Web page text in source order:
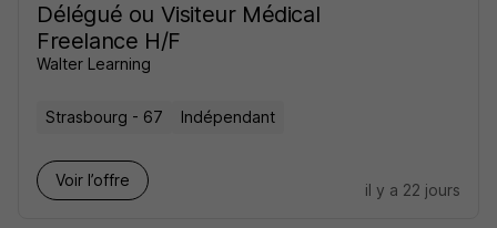
Délégué ou Visiteur Médical
Freelance H/F
Walter Learning
Strasbourg - 67 Indépendant
Voir l’offre
il y a 22 jours